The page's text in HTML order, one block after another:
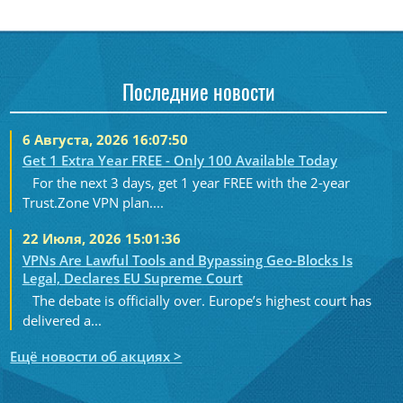
Последние новости
6 Августа, 2026 16:07:50
Get 1 Extra Year FREE - Only 100 Available Today
For the next 3 days, get 1 year FREE with the 2-year
Trust.Zone VPN plan....
22 Июля, 2026 15:01:36
VPNs Are Lawful Tools and Bypassing Geo-Blocks Is
Legal, Declares EU Supreme Court
The debate is officially over. Europe’s highest court has
delivered a...
Ещё новости об акциях >